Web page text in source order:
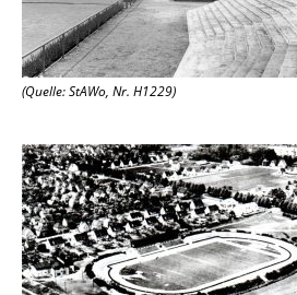
(Quelle: StAWo, Nr. H1229)